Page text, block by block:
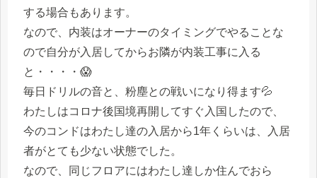
する場合もあります。
なので、内装はオーナーのタイミングでやることな
ので自分が入居してからお隣が内装工事に入る
と・・・・😱
毎日ドリルの音と、粉塵との戦いになり得ます💦
わたしはコロナ後国境再開してすぐ入国したので、
今のコンドはわたし達の入居から1年くらいは、入居
者がとても少ない状態でした。
なので、同じフロアにはわたし達しか住んでおら